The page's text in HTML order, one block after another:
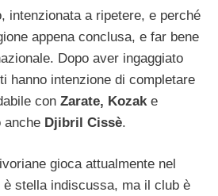
intenzionata a ripetere, e perché
appena conclusa, e far bene
Dopo aver ingaggiato
hanno intenzione di completare
con Zarate, Kozak e
anche Djibril Cissè.
gioca attualmente nel
è stella indiscussa, ma il club è